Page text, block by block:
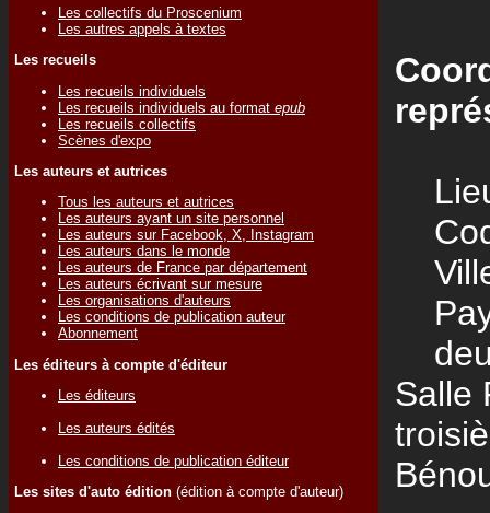
Les collectifs du Proscenium
Les autres appels à textes
Les recueils
Les recueils individuels
Les recueils individuels au format epub
Les recueils collectifs
Scènes d'expo
Les auteurs et autrices
Tous les auteurs et autrices
Les auteurs ayant un site personnel
Les auteurs sur Facebook, X, Instagram
Les auteurs dans le monde
Les auteurs de France par département
Les auteurs écrivant sur mesure
Les organisations d'auteurs
Les conditions de publication auteur
Abonnement
Les éditeurs à compte d'éditeur
Les éditeurs
Les auteurs édités
Les conditions de publication éditeur
Les sites d'auto édition (édition à compte d'auteur)
Salle